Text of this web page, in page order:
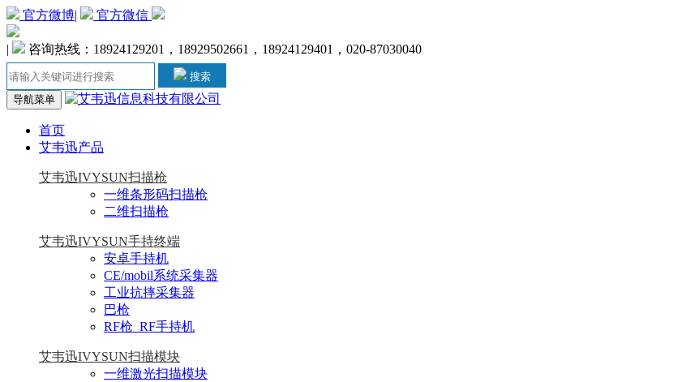
官方微博| 官方微信
| 咨询热线：18924129201，18929502661，18924129401，020-87030040
搜索
导航菜单
首页
艾韦迅产品
艾韦迅IVYSUN扫描枪
一维条形码扫描枪
二维扫描枪
艾韦迅IVYSUN手持终端
安卓手持机
CE/mobil系统采集器
工业抗摔采集器
巴枪
RF枪_RF手持机
艾韦迅IVYSUN扫描模块
一维激光扫描模块